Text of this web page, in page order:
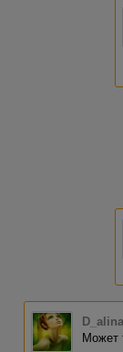
D_alina
Может